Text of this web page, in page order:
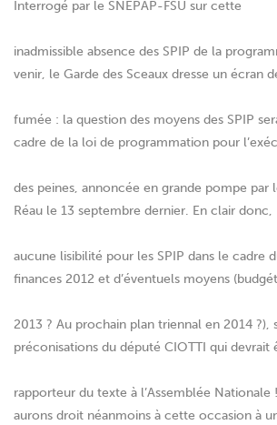
Interrogé par le SNEPAP-FSU sur cette
inadmissible absence des SPIP de la
venir, le Garde des Sceaux dresse un écran
fumée : la question des moyens des SPIP
cadre de la loi de programmation pour
des peines, annoncée en grande pompe par
Réau le 13 septembre dernier. En clair donc,
aucune lisibilité pour les SPIP dans le cadre
finances 2012 et d’éventuels moyens
2013 ? Au prochain plan triennal en 2014 ?),
préconisations du député CIOTTI qui devrait
rapporteur du texte à l’Assemblée Nationale
aurons droit néanmoins à cette occasion à